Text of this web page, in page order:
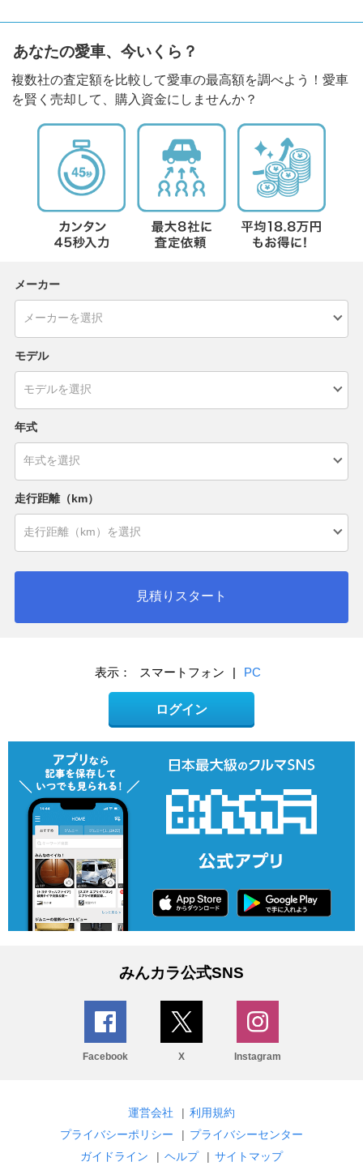
あなたの愛車、今いくら？
複数社の査定額を比較して愛車の最高額を調べよう！愛車
を賢く売却して、購入資金にしませんか？
メーカー
モデル
年式
走行距離（km）
見積りスタート
表示： スマートフォン | PC
ログイン
みんカラ公式SNS
Facebook X Instagram
運営会社 | 利用規約
プライバシーポリシー
| プライバシーセンター
ガイドライン
| ヘルプ | サイトマップ